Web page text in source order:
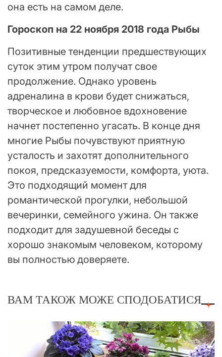
она есть на самом деле.
Гороскоп на 22 ноября 2018 года Рыбы
Позитивные тенденции предшествующих
суток этим утром получат свое
продолжение. Однако уровень
адреналина в крови будет снижаться,
творческое и любовное вдохновение
начнет постепенно угасать. В конце дня
многие Рыбы почувствуют приятную
усталость и захотят дополнительного
покоя, предсказуемости, комфорта, уюта.
Это подходящий момент для
романтической прогулки, небольшой
вечеринки, семейного ужина. Он также
подходит для задушевной беседы с
хорошо знакомым человеком, которому
вы полностью доверяете.
ВАМ ТАКОЖ МОЖЕ СПОДОБАТИСЯ